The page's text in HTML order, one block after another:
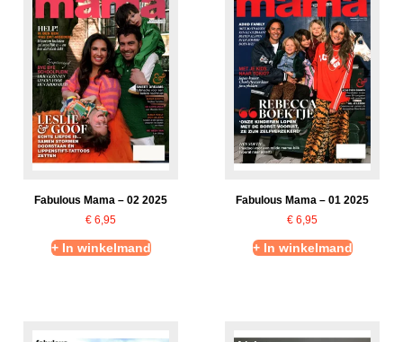
Fabulous Mama – 02 2025
€ 6,95
+ In winkelmand
Fabulous Mama – 01 2025
€ 6,95
+ In winkelmand